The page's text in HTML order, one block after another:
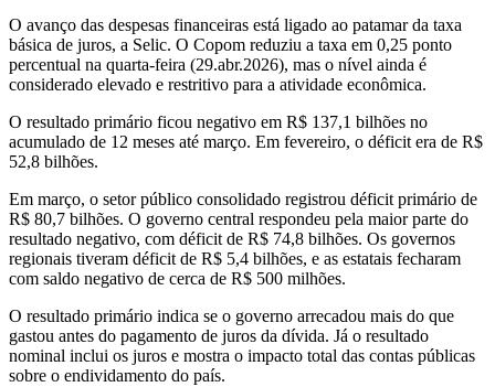
O avanço das despesas financeiras está ligado ao patamar da taxa
básica de juros, a Selic. O Copom reduziu a taxa em 0,25 ponto
percentual na quarta-feira (29.abr.2026), mas o nível ainda é
considerado elevado e restritivo para a atividade econômica.
O resultado primário ficou negativo em R$ 137,1 bilhões no
acumulado de 12 meses até março. Em fevereiro, o déficit era de R$
52,8 bilhões.
Em março, o setor público consolidado registrou déficit primário de
R$ 80,7 bilhões. O governo central respondeu pela maior parte do
resultado negativo, com déficit de R$ 74,8 bilhões. Os governos
regionais tiveram déficit de R$ 5,4 bilhões, e as estatais fecharam
com saldo negativo de cerca de R$ 500 milhões.
O resultado primário indica se o governo arrecadou mais do que
gastou antes do pagamento de juros da dívida. Já o resultado
nominal inclui os juros e mostra o impacto total das contas públicas
sobre o endividamento do país.